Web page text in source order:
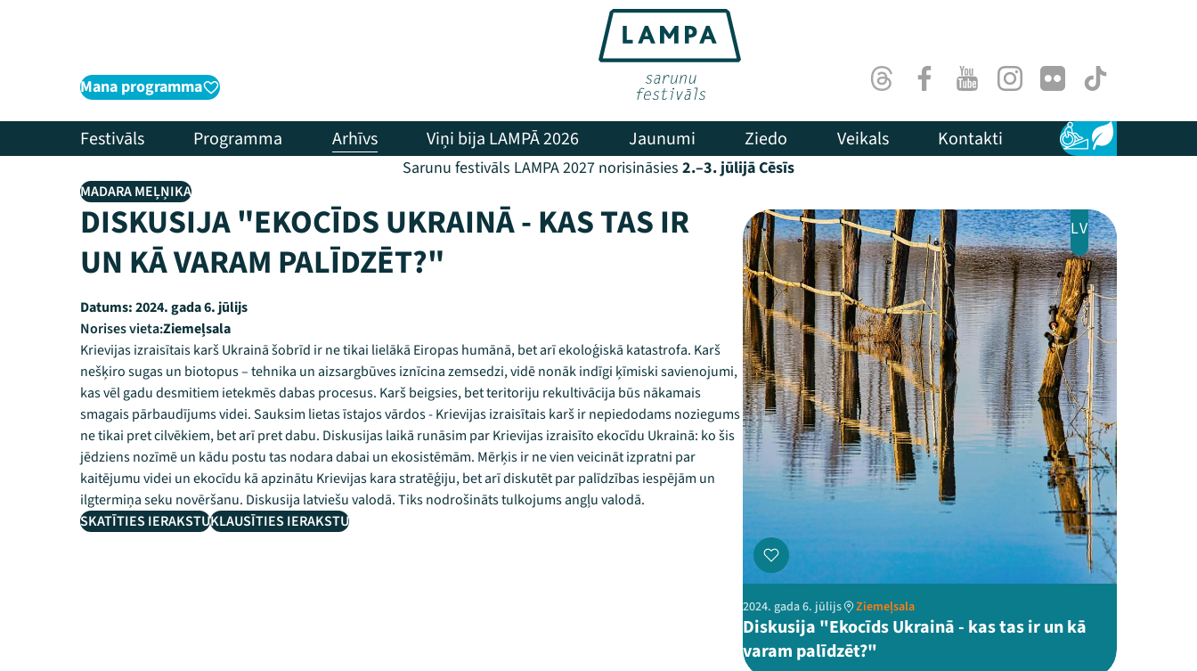
Mana programma ThreadsFacebookYoutubeInstagram
Flick TikTok
Festivāls Programma Arhīvs Viņi bija LAMPĀ 2026 Jaunumi Ziedo Veikals Kontakti Pieejamība
Ilgtspēja
Sarunu festivāls LAMPA 2027 norisināsies 2.–3. jūlijā Cēsīs
MADARA MEĻŅIKA
DISKUSIJA "EKOCĪDS UKRAINĀ - KAS TAS IR
UN KĀ VARAM PALĪDZĒT?"
Datums:2024. gada 6. jūlijs
Norises vieta:Ziemeļsala
Krievijas izraisītais karš Ukrainā šobrīd ir ne tikai lielākā Eiropas humānā, bet arī ekoloģiskā katastrofa. Karš
nešķiro sugas un biotopus – tehnika un aizsargbūves iznīcina zemsedzi, vidē nonāk indīgi ķīmiski savienojumi,
kas vēl gadu desmitiem ietekmēs dabas procesus. Karš beigsies, bet teritoriju rekultivācija būs nākamais
smagais pārbaudījums videi. Sauksim lietas īstajos vārdos - Krievijas izraisītais karš ir nepiedodams noziegums
ne tikai pret cilvēkiem, bet arī pret dabu. Diskusijas laikā runāsim par Krievijas izraisīto ekocīdu Ukrainā: ko šis
jēdziens nozīmē un kādu postu tas nodara dabai un ekosistēmām. Mērķis ir ne vien veicināt izpratni par
kaitējumu videi un ekocīdu kā apzinātu Krievijas kara stratēģiju, bet arī diskutēt par palīdzības iespējām un
ilgtermiņa seku novēršanu. Diskusija latviešu valodā. Tiks nodrošināts tulkojums angļu valodā.
SKATĪTIES IERAKSTUKLAUSĪTIES IERAKSTU
LV
2024. gada 6. jūlijs Ziemeļsala
Diskusija "Ekocīds Ukrainā - kas tas ir un kā
varam palīdzēt?"